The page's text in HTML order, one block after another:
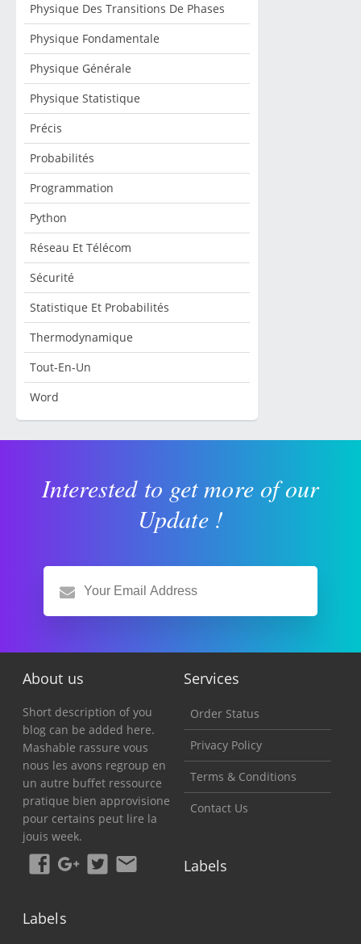
Physique Des Transitions De Phases
Physique Fondamentale
Physique Générale
Physique Statistique
Précis
Probabilités
Programmation
Python
Réseau Et Télécom
Sécurité
Statistique Et Probabilités
Thermodynamique
Tout-En-Un
Word
Interested to get more of our
Update !
About us
Short description of you
blog can be added here.
Mashable rassure vous
nous les avons regroup en
un autre buffet ressource
pratique bien approvisione
pour certains peut lire la
jouis week.
Services
Order Status
Privacy Policy
Terms & Conditions
Contact Us
Labels
Labels